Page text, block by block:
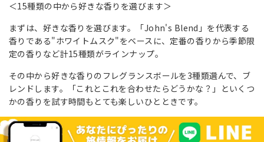
＜15種類の中から好きな香りを選びます＞
まずは、好きな香りを選びます。「John's Blend」を代表する
香りである"ホワイトムスク"をベースに、定番の香りから季節限
定の香りなど計15種類がラインナップ。
その中から好きな香りのフレグランスボールを3種類選んで、ブ
レンドします。「これとこれを合わせたらどうかな？」といくつ
かの香りを試す時間もとても楽しいひとときです。